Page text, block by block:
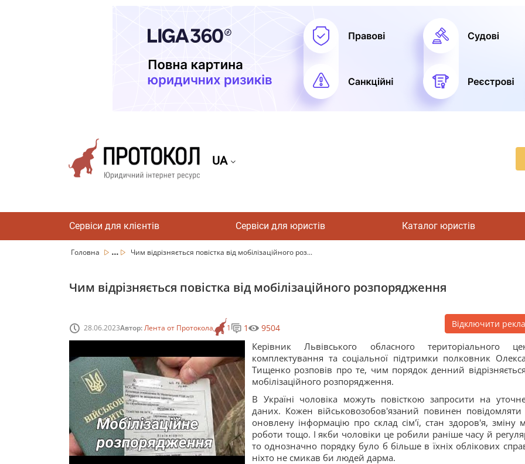
UA
Сервіси для клієнтів Сервіси для юристів Каталог юристів
Головна ... Чим відрізняється повістка від мобілізаційного роз...
Чим відрізняється повістка від мобілізаційного розпорядження
28.06.2023Автор:Лента от Протокола 1 1 9504 Відключити
Керівник Львівського обласного територіального
комплектування та соціальної підтримки полковник
Тищенко розповів про те, чим порядок денний
мобілізаційного розпорядження.
В Україні чоловіка можуть повісткою запросити на
даних. Кожен військовозобов'язаний повинен
оновлену інформацію про склад сім'ї, стан здоров'я, зміну
роботи тощо. І якби чоловіки це робили раніше часу й
то однозначно порядку було б більше в їхніх облікових
ніхто не смикав би людей дарма.